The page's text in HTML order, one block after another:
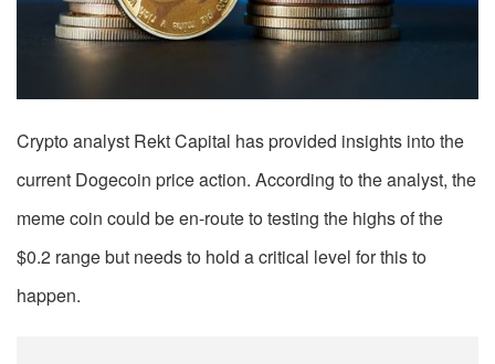
Crypto analyst Rekt Capital has provided insights into the
current Dogecoin price action. According to the analyst, the
meme coin could be en-route to testing the highs of the
$0.2 range but needs to hold a critical level for this to
happen.